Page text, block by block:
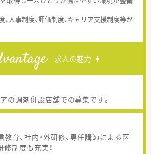
人事制度、評価制度、キャリア支援制度等が
求人の魅力
の調剤併設店舗での募集です。
育、社内・外研修、専任講師による医
修制度も充実！